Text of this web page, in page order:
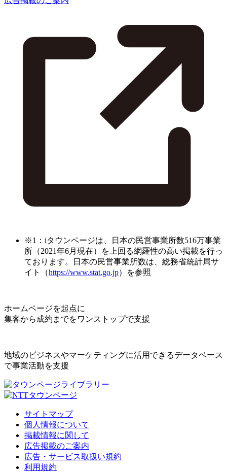
※1：iタウンページは、日本の民営事業所数516万事業
所（2021年6月現在）を上回る網羅性の高い掲載を行っ
ております。日本の民営事業所数は、総務省統計局サ
イト（https://www.stat.go.jp）を参照
ホームページを起点に
集客から成約までをワンストップで支援
地域のビジネスやマーケティングに活用できるデータベース
で事業活動を支援
サイトマップ
個人情報について
掲載情報に関して
広告掲載のご案内
広告・サービス取扱い規約
利用規約